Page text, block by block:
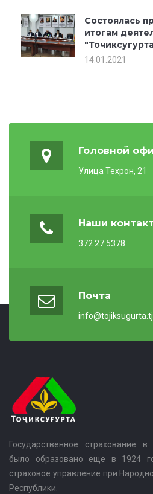
Состоялась
итогам
14.01.2021
Головной
Улица Техрон, 21
Наши
372 27 5378
Почта
info@tojiksugurta.tj
Государственное страхование
было образовано еще в 1924
страховое управление при
Республики.